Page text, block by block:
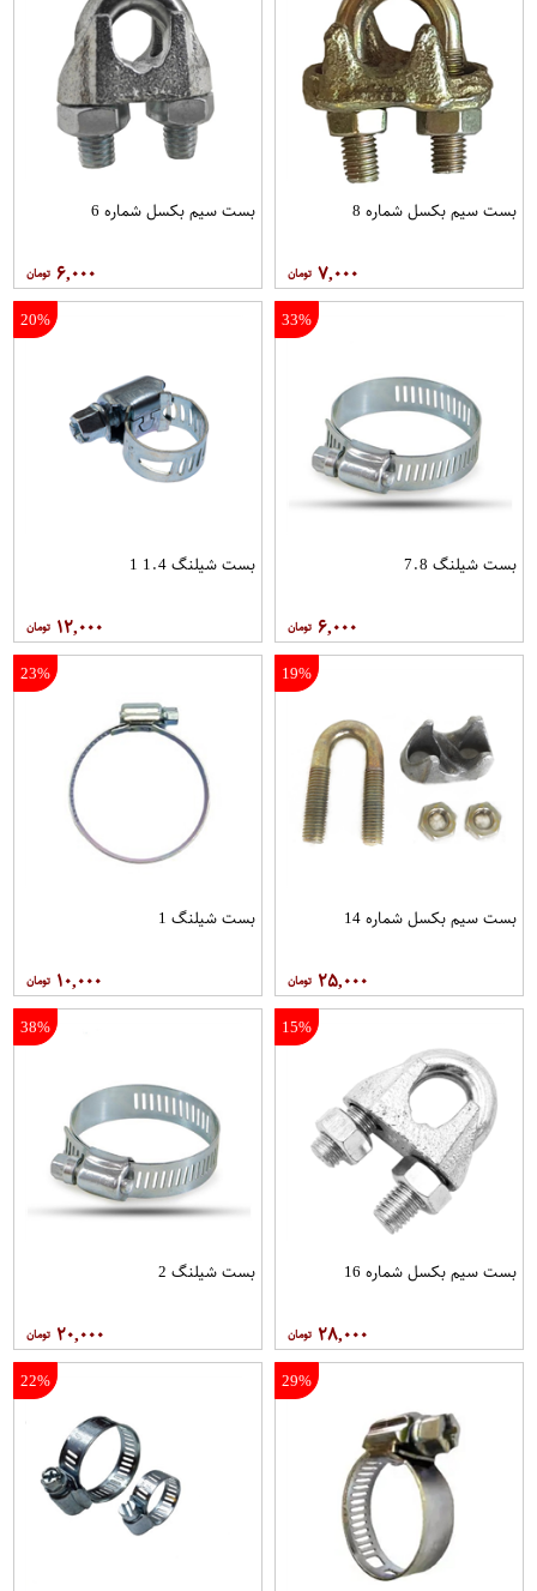
بست سیم بکسل شماره 8
۷,۰۰۰
بست سیم بکسل شماره 6
۶,۰۰۰
33%
بست شیلنگ 7.8
۶,۰۰۰
20%
بست شیلنگ 1.4 1
۱۲,۰۰۰
19%
بست سیم بکسل شماره 14
۲۵,۰۰۰
23%
بست شیلنگ 1
۱۰,۰۰۰
15%
بست سیم بکسل شماره 16
۲۸,۰۰۰
38%
بست شیلنگ 2
۲۰,۰۰۰
29%
22%